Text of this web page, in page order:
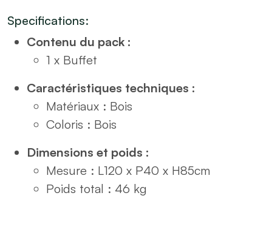
en
bois
L120
x
-
Fabriqué
Specifications:
Contenu du pack :
1 x Buffet
Caractéristiques techniques :
Matériaux : Bois
Coloris : Bois
Dimensions et poids :
Mesure : L120 x P40 x H85cm
Poids total : 46 kg